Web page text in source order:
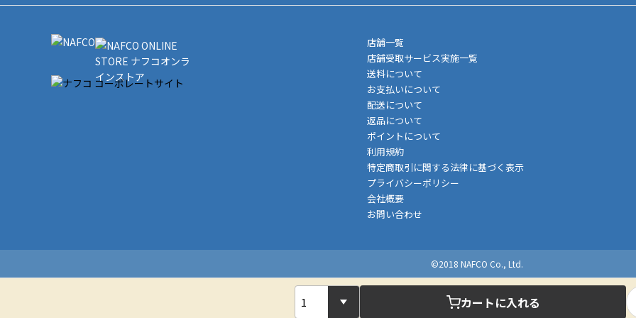
カートに入れる
店舗一覧
店舗受取サービス実施一覧
送料について
お支払いについて
配送について
返品について
ポイントについて
利用規約
特定商取引に関する法律に基づく表示
プライバシーポリシー
会社概要
お問い合わせ
©2018 NAFCO Co., Ltd.